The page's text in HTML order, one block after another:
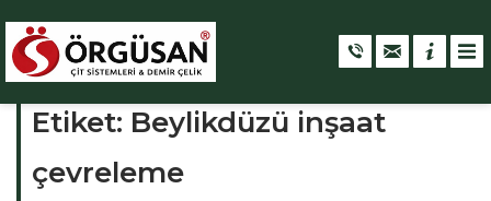
Etiket: Beylikdüzü inşaat
çevreleme